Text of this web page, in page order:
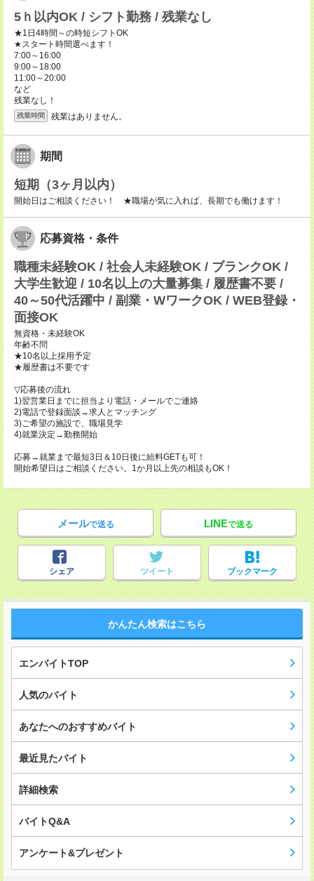
5ｈ以内OK / シフト勤務 / 残業なし
★1日4時間～の時短シフトOK
★スタート時間選べます！
7:00～16:00
9:00～18:00
11:00～20:00
など
残業なし！
残業時間 残業はありません。
期間
短期（3ヶ月以内）
開始日はご相談ください！ ★職場が気に入れば、長期でも働けます！
応募資格・条件
職種未経験OK / 社会人未経験OK / ブランクOK /
大学生歓迎 / 10名以上の大量募集 / 履歴書不要 /
40～50代活躍中 / 副業・WワークOK / WEB登録・
面接OK
無資格・未経験OK
年齢不問
★10名以上採用予定
★履歴書は不要です
▽応募後の流れ
1)翌営業日までに担当より電話・メールでご連絡
2)電話で登録面談→求人とマッチング
3)ご希望の施設で、職場見学
4)就業決定→勤務開始
応募→就業まで最短3日＆10日後に給料GETも可！
開始希望日はご相談ください。1か月以上先の相談もOK！
メールで送る LINEで送る
シェア ツイート ブックマーク
かんたん検索はこちら
エンバイトTOP
人気のバイト
あなたへのおすすめバイト
最近見たバイト
詳細検索
バイトQ&A
アンケート&プレゼント